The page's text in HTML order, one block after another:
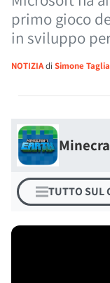
primo gioco
in sviluppo
NOTIZIAdi Simone
TUTTO SUL